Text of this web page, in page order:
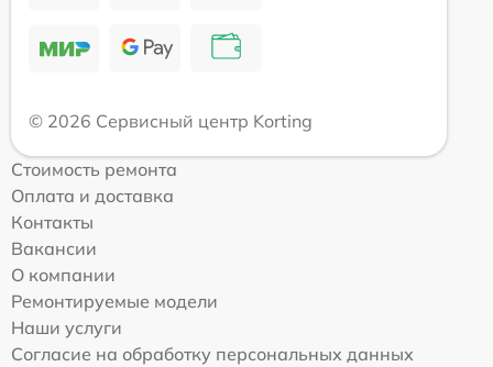
© 2026 Сервисный центр Korting
Стоимость ремонта
Оплата и доставка
Контакты
Вакансии
О компании
Ремонтируемые модели
Наши услуги
Согласие на обработку персональных данных